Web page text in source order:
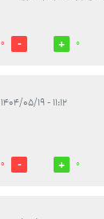
0
0
۱۱:۱۲ - ۱۴۰۴/۰۵/۱۹
0
0